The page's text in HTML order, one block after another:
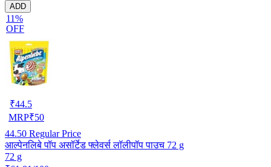
ADD
11%
OFF
₹44.5
MRP₹50
44.50 Regular Price
आल्पेनलिबे पॉप असॉर्टेड फ्लेवर्स लॉलीपॉप पाउच 72 g
72 g